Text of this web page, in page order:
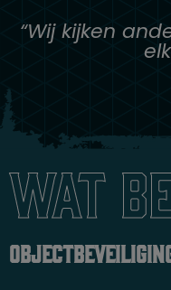
“Wij kijken
Wat